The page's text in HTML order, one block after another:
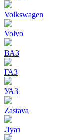
Volkswagen
Volvo
ВАЗ
ГАЗ
УАЗ
Zastava
Луаз